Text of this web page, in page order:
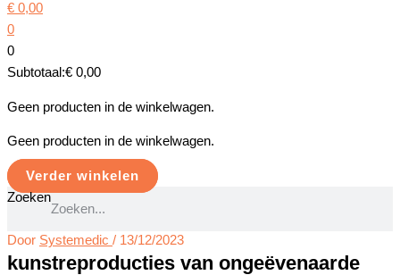
€ 0,00
0
0
Subtotaal:€ 0,00
Geen producten in de winkelwagen.
Geen producten in de winkelwagen.
Verder winkelen
Zoeken
Door Systemedic / 13/12/2023
kunstreproducties van ongeëvenaarde